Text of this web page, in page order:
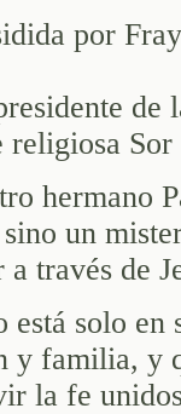
por
de
religiosa
hermano
un
través de
solo en
y familia, y
la fe